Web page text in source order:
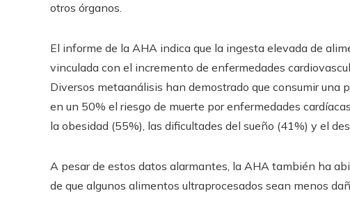
otros órganos.
El informe de la AHA indica que la ingesta elevada de
vinculada con el incremento de enfermedades
Diversos metaanálisis han demostrado que consumir
en un 50% el riesgo de muerte por enfermedades
la obesidad (55%), las dificultades del sueño (41%) y el
A pesar de estos datos alarmantes, la AHA también ha
de que algunos alimentos ultraprocesados sean menos